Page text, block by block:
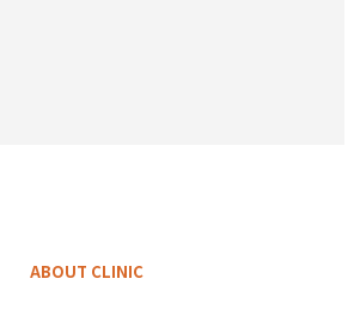
ABOUT CLINIC